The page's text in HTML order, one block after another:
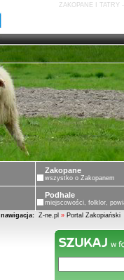
ZAKOPANE I TATRY
Zakopane
wszystko o Zakopanem
Podhale
miejscowości, folklor,
nawigacja: Z-ne.pl » Portal Zakopiański